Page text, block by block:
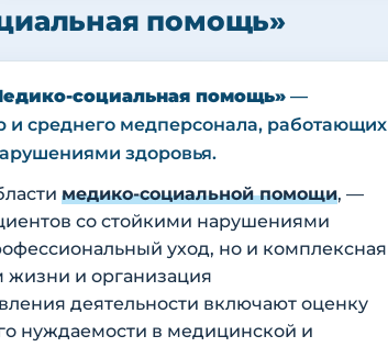
помощь»
социальная помощь» —
и среднего медперсонала, работающих
здоровья.
медико-социальной помощи, —
со стойкими нарушениями
уход, но и комплексная
и организация
деятельности включают оценку
нуждаемости в медицинской и